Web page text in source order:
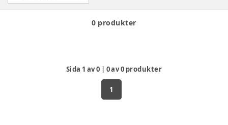
0 produkter
Sida 1 av0 | 0av0 produkter
1